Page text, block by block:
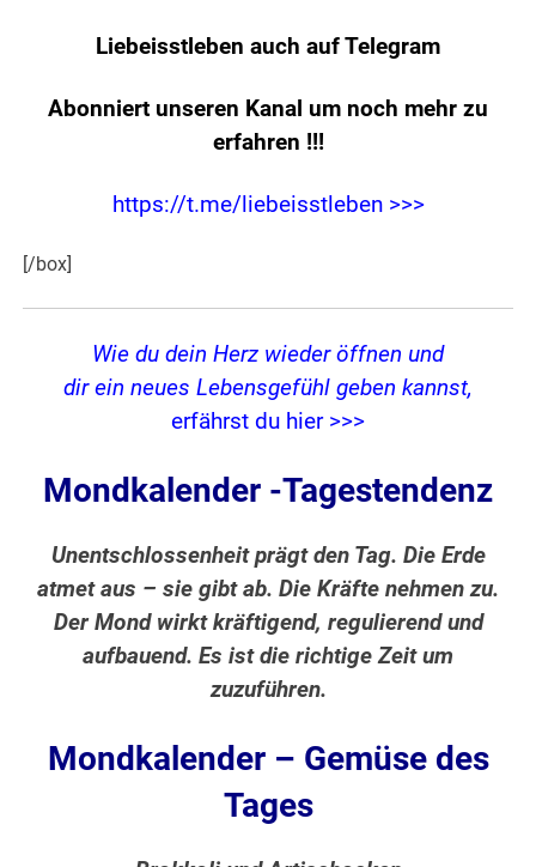
Liebeisstleben auch auf Telegram
Abonniert unseren Kanal um noch mehr zu
erfahren !!!
https://t.me/liebeisstleben >>>
[/box]
Wie du dein Herz wieder öffnen und
dir ein neues Lebensgefühl geben kannst,
erfährst du hier >>>
Mondkalender -Tagestendenz
Unentschlossenheit prägt den Tag. Die Erde
atmet aus – sie gibt ab. Die Kräfte nehmen zu.
Der Mond wirkt kräftigend, regulierend und
aufbauend. Es ist die richtige Zeit um
zuzuführen.
Mondkalender – Gemüse des
Tages